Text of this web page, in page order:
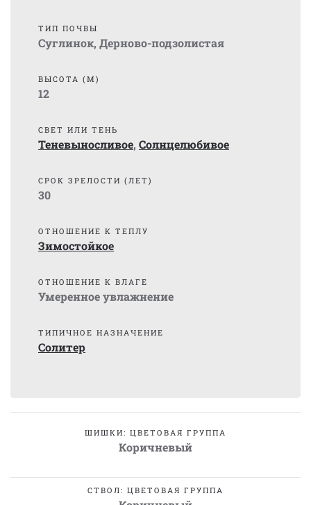
ТИП ПОЧВЫ
Суглинок, Дерново-подзолистая
ВЫСОТА (М)
12
СВЕТ ИЛИ ТЕНЬ
Теневыносливое, Солнцелюбивое
СРОК ЗРЕЛОСТИ (ЛЕТ)
30
ОТНОШЕНИЕ К ТЕПЛУ
Зимостойкое
ОТНОШЕНИЕ К ВЛАГЕ
Умеренное увлажнение
ТИПИЧНОЕ НАЗНАЧЕНИЕ
Солитер
ШИШКИ: ЦВЕТОВАЯ ГРУППА
Коричневый
СТВОЛ: ЦВЕТОВАЯ ГРУППА